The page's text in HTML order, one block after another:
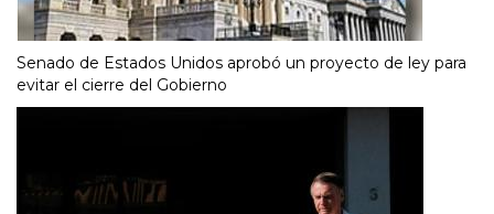
Senado de Estados Unidos aprobó un proyecto de ley para
evitar el cierre del Gobierno